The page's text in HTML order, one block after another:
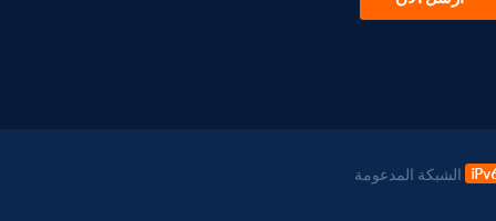
الشبكة المدعومة